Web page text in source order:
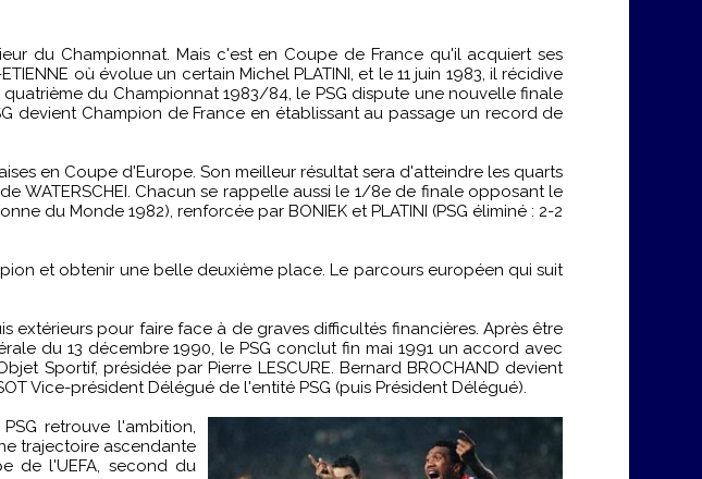
du Championnat. Mais c'est en Coupe de France qu'il acquiert ses
où évolue un certain Michel PLATINI, et le 11 juin 1983, il récidive
du Championnat 1983/84, le PSG dispute une nouvelle finale
devient Champion de France en établissant au passage un record de
en Coupe d'Europe. Son meilleur résultat sera d'atteindre les quarts
WATERSCHEI. Chacun se rappelle aussi le 1/8e de finale opposant le
du Monde 1982), renforcée par BONIEK et PLATINI (PSG éliminé : 2-2
et obtenir une belle deuxième place. Le parcours européen qui suit
extérieurs pour faire face à de graves difficultés financières. Après être
du 13 décembre 1990, le PSG conclut fin mai 1991 un accord avec
Sportif, présidée par Pierre LESCURE. Bernard BROCHAND devient
Vice-président Délégué de l'entité PSG (puis Président Délégué).
retrouve l'ambition,
trajectoire ascendante
de l'UEFA, second du